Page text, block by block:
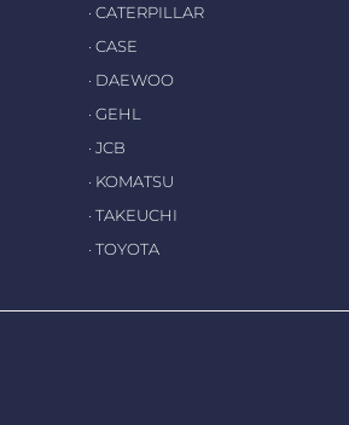
· CATERPILLAR
· CASE
· DAEWOO
· GEHL
· JCB
· KOMATSU
· TAKEUCHI
· TOYOTA